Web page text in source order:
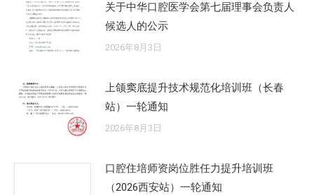
关于中华口腔医学会第七届理事会负责人
候选人的公示
2026年8月3日
上颌窦底提升技术规范化培训班（长春
站）一轮通知
2026年8月3日
口腔住培师资岗位胜任力提升培训班
（2026西安站）一轮通知